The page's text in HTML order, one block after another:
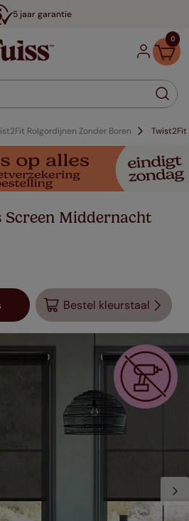
5 jaar garantie
0
Rolgordijnen Zonder Boren
Screen Middernacht
Bestel kleurstaal